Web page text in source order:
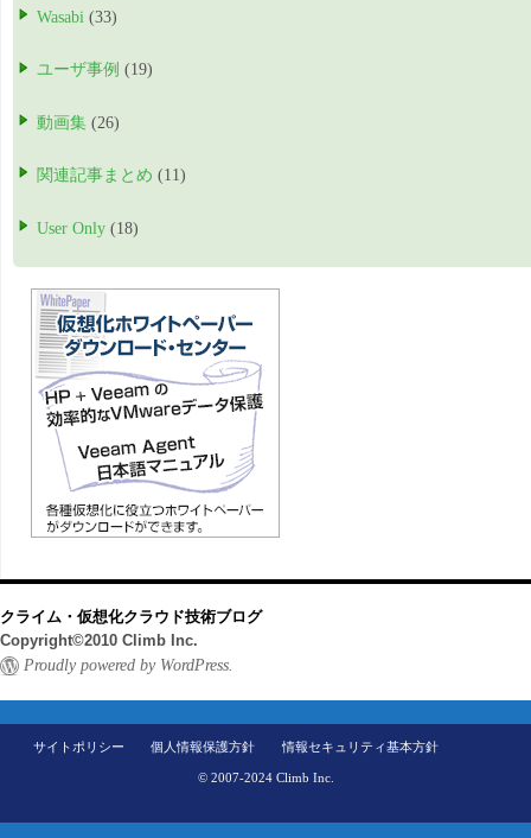
Wasabi (33)
ユーザ事例 (19)
動画集 (26)
関連記事まとめ (11)
User Only (18)
クライム・仮想化クラウド技術ブログ
Copyright©2010 Climb Inc.
Proudly powered by WordPress.
サイトポリシー 個人情報保護方針 情報セキュリティ基本方針
© 2007-2024 Climb Inc.